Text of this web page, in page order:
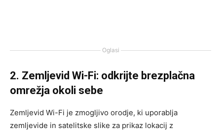
Oglasi
2. Zemljevid Wi-Fi: odkrijte brezplačna
omrežja okoli sebe
Zemljevid Wi-Fi je zmogljivo orodje, ki uporablja
zemljevide in satelitske slike za prikaz lokacij z